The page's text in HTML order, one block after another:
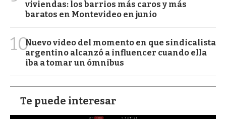
viviendas: los barrios más caros y más
baratos en Montevideo en junio
10Nuevo video del momento en que sindicalista
argentino alcanzó a influencer cuando ella
iba a tomar un ómnibus
Te puede interesar